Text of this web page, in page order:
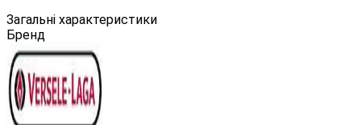
Загальні характеристики
Бренд